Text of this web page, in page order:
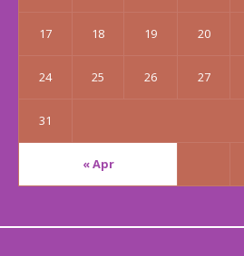
« Apr
17 18 19 20
24 25 26 27
31